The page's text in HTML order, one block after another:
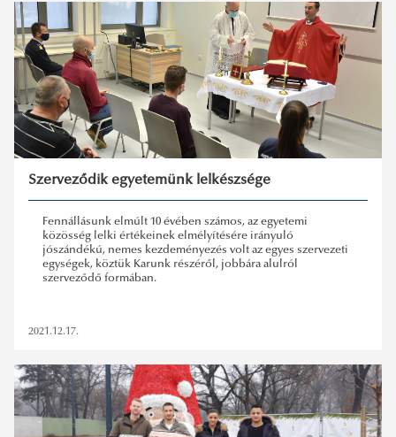
Szerveződik egyetemünk lelkészsége
Fennállásunk elmúlt 10 évében számos, az egyetemi
közösség lelki értékeinek elmélyítésére irányuló
jószándékú, nemes kezdeményezés volt az egyes szervezeti
egységek, köztük Karunk részéről, jobbára alulról
szerveződő formában.
2021.12.17.